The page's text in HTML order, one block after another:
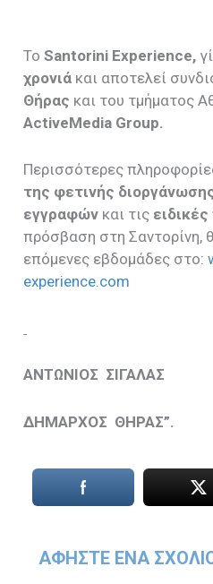
ΤοSantorini Experience,
χρονιά και αποτελεί
Θήρας και του τμήματος
ActiveMedia Group.
Περισσότερες
της φετινής
εγγραφών και τις
πρόσβαση στη Σαντορίνη,
επόμενες εβδομάδες στο:
experience.com
ΑΝΤΩΝΙΟΣ ΣΙΓΑΛΑΣ
ΔΗΜΑΡΧΟΣ ΘΗΡΑΣ”.
ΑΦΉΣΤΕ ΈΝΑ